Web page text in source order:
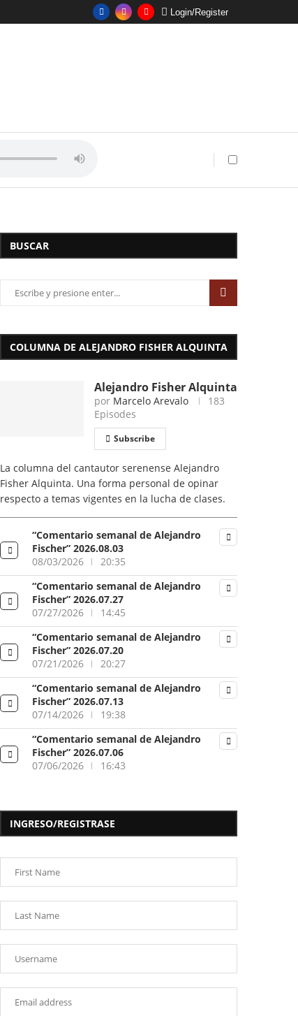
Login/Register
BUSCAR
COLUMNA DE ALEJANDRO FISHER ALQUINTA
Alejandro Fisher Alquinta
por Marcelo Arevalo
183
Episodes
Subscribe
La columna del cantautor serenense Alejandro
Fisher Alquinta. Una forma personal de opinar
respecto a temas vigentes en la lucha de clases.
“Comentario semanal de Alejandro
Fischer” 2026.08.03
08/03/2026
20:35
“Comentario semanal de Alejandro
Fischer” 2026.07.27
07/27/2026
14:45
“Comentario semanal de Alejandro
Fischer” 2026.07.20
07/21/2026
20:27
“Comentario semanal de Alejandro
Fischer” 2026.07.13
07/14/2026
19:38
“Comentario semanal de Alejandro
Fischer” 2026.07.06
07/06/2026
16:43
INGRESO/REGISTRASE